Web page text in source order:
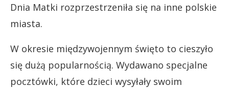
Dnia Matki rozprzestrzeniła się na inne polskie
miasta.
W okresie międzywojennym święto to cieszyło
się dużą popularnością. Wydawano specjalne
pocztówki, które dzieci wysyłały swoim